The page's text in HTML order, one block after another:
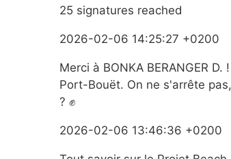
25 signatures reached
2026-02-06 14:25:27 +0200
Merci à BONKA BERANGER
Port-Bouët. On ne s'arrête
? ✊
2026-02-06 13:46:36 +0200